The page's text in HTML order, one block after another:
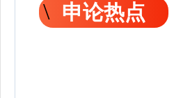
申论热点